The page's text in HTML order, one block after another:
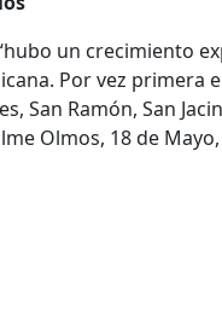
un crecimiento
Por vez primera
San Ramón, San
Olmos, 18 de